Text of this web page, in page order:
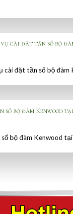
cài đặt tần số bộ
cài đặt tần số bộ đàm
bộ đàm Kenwood
bộ đàm Kenwood